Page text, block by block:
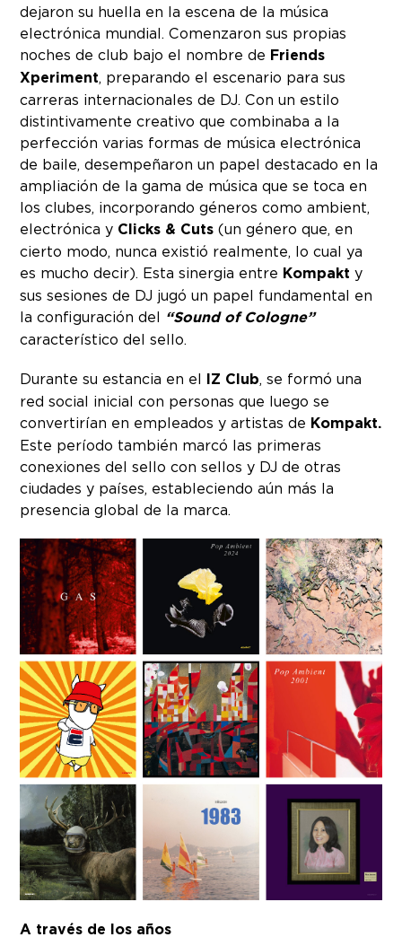
dejaron su huella en la escena de la música
electrónica mundial. Comenzaron sus propias
noches de club bajo el nombre de Friends
Xperiment, preparando el escenario para sus
carreras internacionales de DJ. Con un estilo
distintivamente creativo que combinaba a la
perfección varias formas de música electrónica
de baile, desempeñaron un papel destacado en la
ampliación de la gama de música que se toca en
los clubes, incorporando géneros como ambient,
electrónica y Clicks & Cuts (un género que, en
cierto modo, nunca existió realmente, lo cual ya
es mucho decir). Esta sinergia entre Kompakt y
sus sesiones de DJ jugó un papel fundamental en
la configuración del “Sound of Cologne”
característico del sello.
Durante su estancia en el IZ Club, se formó una
red social inicial con personas que luego se
convertirían en empleados y artistas de Kompakt.
Este período también marcó las primeras
conexiones del sello con sellos y DJ de otras
ciudades y países, estableciendo aún más la
presencia global de la marca.
A través de los años